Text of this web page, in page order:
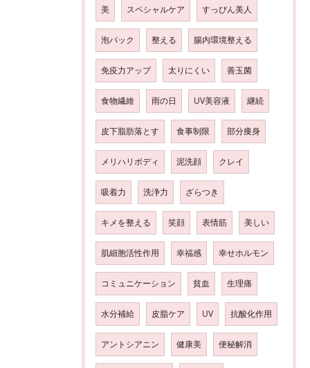
美 スペシャルケア すっぴん美人
泡パック 整える 腸内環境整える
免疫力アップ 太りにくい 善玉菌
食物繊維 雨の日 UV美容液 継続
皮下脂肪落とす 食事制限 部分痩身
メリハリボディ 泥洗顔 クレイ
吸着力 洗浄力 ざらつき
キメを整える 笑顔 表情筋 美しい
肌細胞活性作用 幸福感 幸せホルモン
コミュニケーション 貧血 生理痛
水分補給 皮脂ケア UV 抗酸化作用
アントシアニン 健康美 便秘解消